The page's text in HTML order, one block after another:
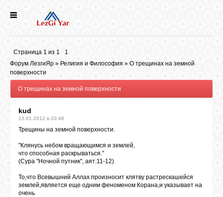
ИСТОРИЯ
КУЛЬТУРА
ГОЛОС
ЛЕЗГИН
НАРОДЫ
Страница 1 из 1
1
Форум ЛезгиЯр » Религия и Философия » О трещинах на земной
поверхности
О трещинах на земной поверхности
kud
13.01.2012 в 20:46
Трещины на земной поверхности.
"Клянусь небом вращающимся и землей,
что способная раскрываться."
(Сура "Ночной путник", аят:11-12)
То,что Всевышний Аллах произносит клятву растрескашейся
землей,является еще одним феноменом Корана,и указывает на
очень